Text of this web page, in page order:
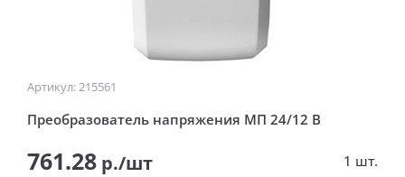
Артикул: 215561
Преобразователь напряжения МП 24/12 В
761.28 р./шт 1 шт.